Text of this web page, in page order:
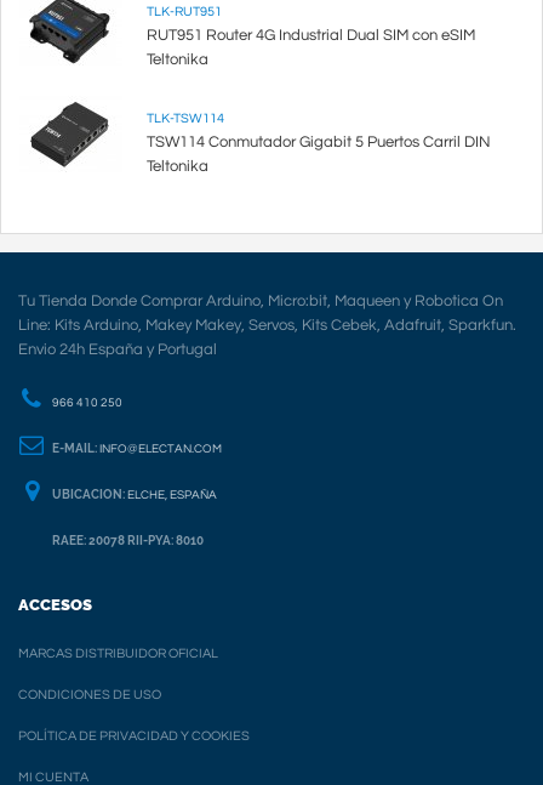
TLK-RUT951
RUT951 Router 4G Industrial Dual SIM con eSIM
Teltonika
TLK-TSW114
TSW114 Conmutador Gigabit 5 Puertos Carril DIN
Teltonika
Tu Tienda Donde Comprar Arduino, Micro:bit, Maqueen y Robotica On
Line: Kits Arduino, Makey Makey, Servos, Kits Cebek, Adafruit, Sparkfun.
Envio 24h España y Portugal
966 410 250
E-MAIL: INFO@ELECTAN.COM
UBICACION: ELCHE, ESPAÑA
RAEE: 20078 RII-PYA: 8010
ACCESOS
MARCAS DISTRIBUIDOR OFICIAL
CONDICIONES DE USO
POLÍTICA DE PRIVACIDAD Y COOKIES
MI CUENTA